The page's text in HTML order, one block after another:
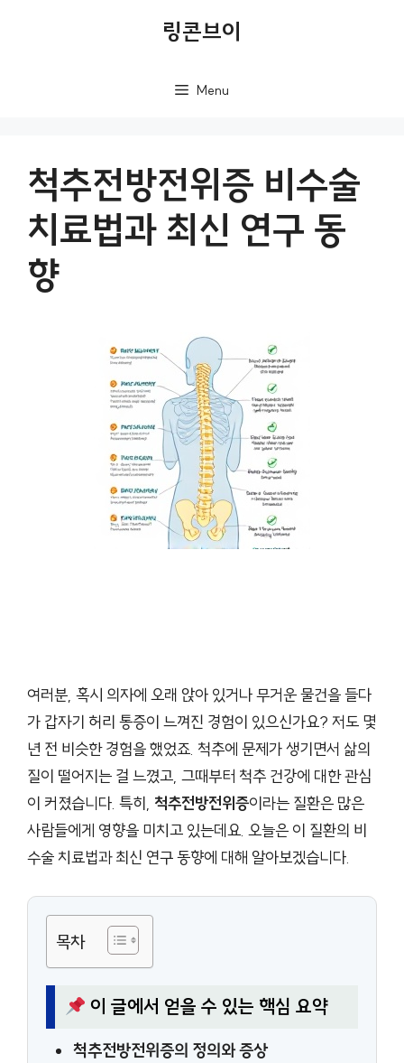
링콘브이
Menu
척추전방전위증 비수술
치료법과 최신 연구 동
향
여러분, 혹시 의자에 오래 앉아 있거나 무거운 물건을 들다
가 갑자기 허리 통증이 느껴진 경험이 있으신가요? 저도 몇
년 전 비슷한 경험을 했었죠. 척추에 문제가 생기면서 삶의
질이 떨어지는 걸 느꼈고, 그때부터 척추 건강에 대한 관심
이 커졌습니다. 특히, 척추전방전위증이라는 질환은 많은
사람들에게 영향을 미치고 있는데요. 오늘은 이 질환의 비
수술 치료법과 최신 연구 동향에 대해 알아보겠습니다.
목차
이 글에서 얻을 수 있는 핵심 요약
척추전방전위증의 정의와 증상